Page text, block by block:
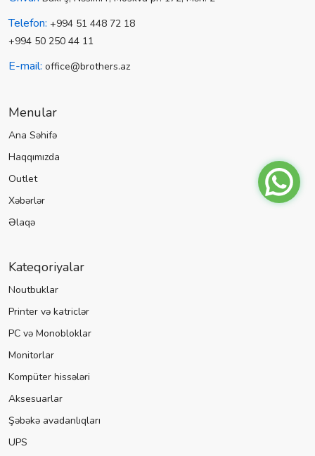
Telefon: +994 51 448 72 18
+994 50 250 44 11
E-mail: office@brothers.az
Menular
Ana Səhifə
Haqqımızda
Outlet
Xəbərlər
Əlaqə
Kateqoriyalar
Noutbuklar
Printer və katriclər
PC və Monobloklar
Monitorlar
Kompüter hissələri
Aksesuarlar
Şəbəkə avadanlıqları
UPS